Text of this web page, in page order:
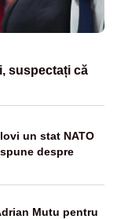
suspectați că
un stat NATO
despre
Mutu pentru